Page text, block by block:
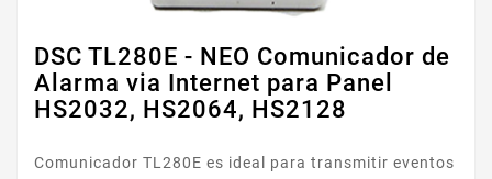
DSC TL280E - NEO Comunicador de
Alarma via Internet para Panel
HS2032, HS2064, HS2128
Comunicador TL280E es ideal para transmitir eventos